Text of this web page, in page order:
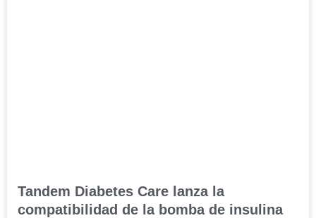
Tandem Diabetes Care lanza la
compatibilidad de la bomba de insulina